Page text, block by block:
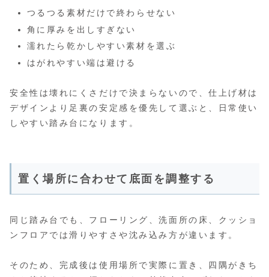
つるつる素材だけで終わらせない
角に厚みを出しすぎない
濡れたら乾かしやすい素材を選ぶ
はがれやすい端は避ける
安全性は壊れにくさだけで決まらないので、仕上げ材は
デザインより足裏の安定感を優先して選ぶと、日常使い
しやすい踏み台になります。
置く場所に合わせて底面を調整する
同じ踏み台でも、フローリング、洗面所の床、クッショ
ンフロアでは滑りやすさや沈み込み方が違います。
そのため、完成後は使用場所で実際に置き、四隅がきち